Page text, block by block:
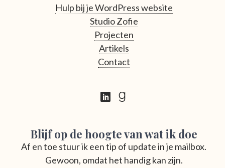
Hulp bij je WordPress website
Studio Zofie
Projecten
Artikels
Contact
Blijf op de hoogte van wat ik doe
Af en toe stuur ik een tip of update in je mailbox.
Gewoon, omdat het handig kan zijn.